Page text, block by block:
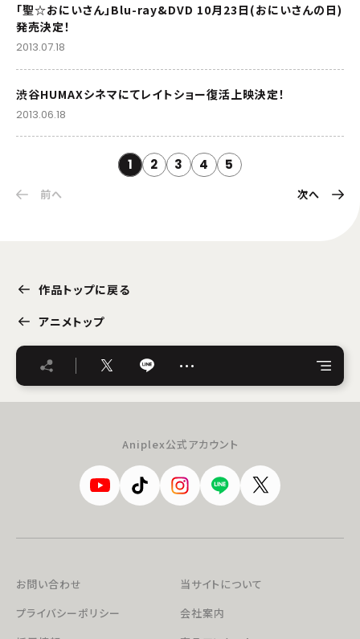
「聖☆おにいさん」Blu-ray&DVD 10月23日(おにいさんの日)
発売決定！
2013.07.18
渋谷HUMAXシネマにてレイトショー復活上映決定！
2013.06.18
1 2 3 4 5
前へ 次へ
作品トップに戻る
アニメトップ
…
Aniplex公式アカウント
お問い合わせ
当サイトについて
プライバシーポリシー
会社案内